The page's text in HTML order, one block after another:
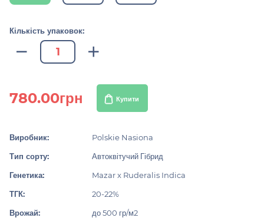
Кількість упаковок:
780.00грн Купити
Виробник:
Polskie Nasiona
Тип сорту:
Автоквітучий Гібрид
Генетика:
Mazar x Ruderalis Indica
ТГК:
20-22%
Врожай:
до 500 гр/м2